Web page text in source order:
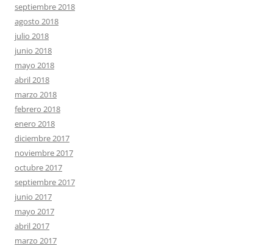
septiembre 2018
agosto 2018
julio 2018
junio 2018
mayo 2018
abril 2018
marzo 2018
febrero 2018
enero 2018
diciembre 2017
noviembre 2017
octubre 2017
septiembre 2017
junio 2017
mayo 2017
abril 2017
marzo 2017